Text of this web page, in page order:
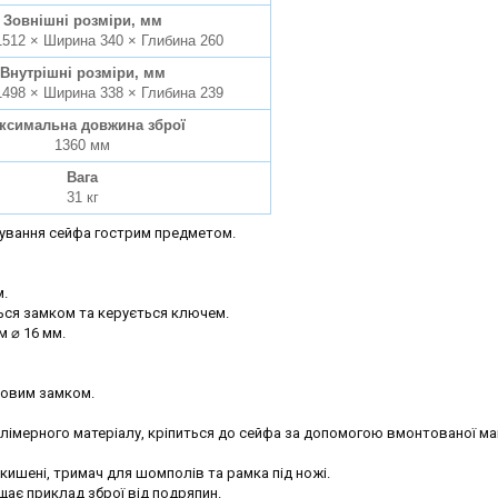
Зовнішні розміри, мм
× Ширина 340 × Глибина 260
Внутрішні розміри, мм
× Ширина 338 × Глибина 239
довжина зброї
1360 мм
Вага
31 кг
сейфа гострим предметом.
замком та керується ключем.
⌀ 16 мм.
замком.
матеріалу, кріпиться до сейфа за допомогою вмонтованої
тримач для шомполів та рамка під ножі.
приклад зброї від подряпин.